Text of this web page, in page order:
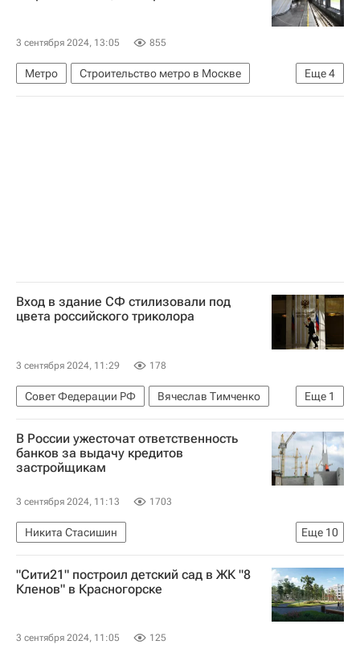
3 сентября 2024, 13:05 855
Еще4
Метро
Строительство метро в Москве
Москва
Новая Москва
Максим Ликсутов
Вход в здание СФ стилизовали под
цвета российского триколора
3 сентября 2024, 11:29 178
Еще 1
Совет Федерации РФ
Вячеслав Тимченко
Россия
В России ужесточат ответственность
банков за выдачу кредитов
застройщикам
3 сентября 2024, 11:13 1703
Еще 10
Никита Стасишин
Министерство строительства и жилищно-коммунального хозяйства РФ (Минстрой России)
Центральный Банк РФ (ЦБ РФ)
Россия
Кредиты
"Сити21" построил детский сад в ЖК "8
Кленов" в Красногорске
3 сентября 2024, 11:05 125